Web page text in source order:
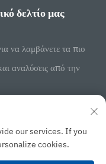
δελτίο μας
να λαμβάνετε τα πιο
αναλύσεις από την
Εγγραφή
our services. If you
cookies.